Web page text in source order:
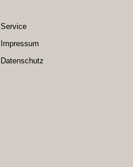
Service
Impressum
Datenschutz